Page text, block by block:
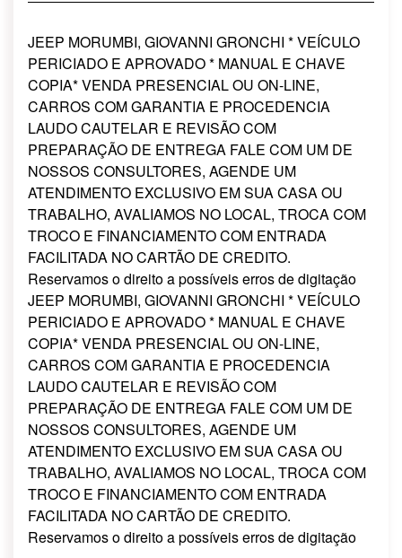
JEEP MORUMBI, GIOVANNI GRONCHI * VEÍCULO
PERICIADO E APROVADO * MANUAL E CHAVE
COPIA* VENDA PRESENCIAL OU ON-LINE,
CARROS COM GARANTIA E PROCEDENCIA
LAUDO CAUTELAR E REVISÃO COM
PREPARAÇÃO DE ENTREGA FALE COM UM DE
NOSSOS CONSULTORES, AGENDE UM
ATENDIMENTO EXCLUSIVO EM SUA CASA OU
TRABALHO, AVALIAMOS NO LOCAL, TROCA COM
TROCO E FINANCIAMENTO COM ENTRADA
FACILITADA NO CARTÃO DE CREDITO.
Reservamos o direito a possíveis erros de digitação
JEEP MORUMBI, GIOVANNI GRONCHI * VEÍCULO
PERICIADO E APROVADO * MANUAL E CHAVE
COPIA* VENDA PRESENCIAL OU ON-LINE,
CARROS COM GARANTIA E PROCEDENCIA
LAUDO CAUTELAR E REVISÃO COM
PREPARAÇÃO DE ENTREGA FALE COM UM DE
NOSSOS CONSULTORES, AGENDE UM
ATENDIMENTO EXCLUSIVO EM SUA CASA OU
TRABALHO, AVALIAMOS NO LOCAL, TROCA COM
TROCO E FINANCIAMENTO COM ENTRADA
FACILITADA NO CARTÃO DE CREDITO.
Reservamos o direito a possíveis erros de digitação